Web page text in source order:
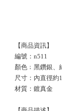
【商品資訊】
編號：n511
顏色﹔黑鑽銀、
尺寸：內直徑約
材質：鍍真金